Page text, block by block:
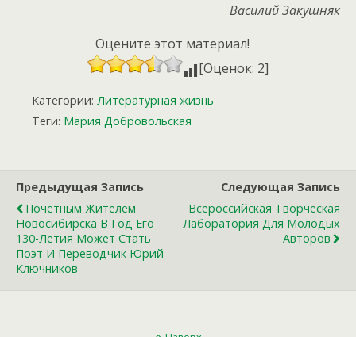
Василий Закушняк
Оцените этот материал!
[Оценок: 2]
Категории: Литературная жизнь
Теги: Мария Добровольская
Предыдущая Запись
Почётным Жителем
Новосибирска В Год Его
130-Летия Может Стать
Поэт И Переводчик Юрий
Ключников
Следующая Запись
Всероссийская Творческая
Лаборатория Для Молодых
Авторов